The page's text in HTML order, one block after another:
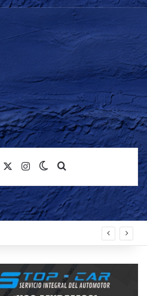
Facebook InstagramSwitch skin
Buscar